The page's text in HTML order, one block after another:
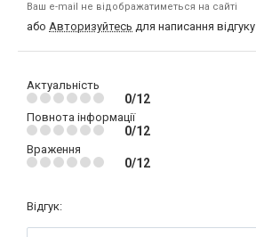
Ваш e-mail не відображатиметься на сайті
або Авторизуйтесь для написання відгуку
Актуальність
0/12
Повнота інформації
0/12
Враження
0/12
Відгук: